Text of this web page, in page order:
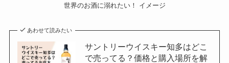
世界のお酒に溺れたい！ イメージ
あわせて読みたい
サントリーウイスキー知多はどこ
で売ってる？価格と購入場所を解